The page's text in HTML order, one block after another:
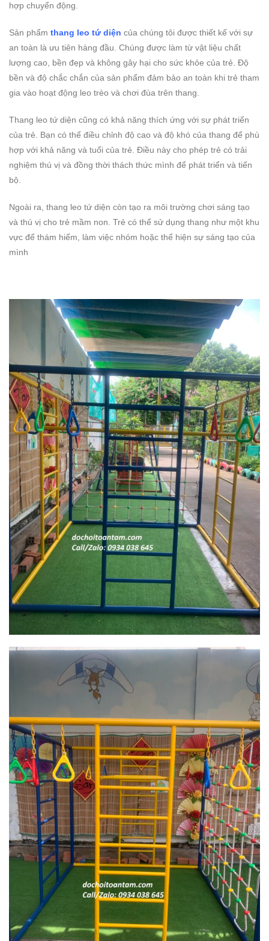
hợp chuyển động.
Sản phẩm thang leo tứ diện của chúng tôi được thiết kế với sự
an toàn là ưu tiên hàng đầu. Chúng được làm từ vật liệu chất
lượng cao, bền đẹp và không gây hại cho sức khỏe của trẻ. Độ
bền và độ chắc chắn của sản phẩm đảm bảo an toàn khi trẻ tham
gia vào hoạt động leo trèo và chơi đùa trên thang.
Thang leo tứ diện cũng có khả năng thích ứng với sự phát triển
của trẻ. Bạn có thể điều chỉnh độ cao và độ khó của thang để phù
hợp với khả năng và tuổi của trẻ. Điều này cho phép trẻ có trải
nghiệm thú vị và đồng thời thách thức mình để phát triển và tiến
bộ.
Ngoài ra, thang leo tứ diện còn tạo ra môi trường chơi sáng tạo
và thú vị cho trẻ mầm non. Trẻ có thể sử dụng thang như một khu
vực để thám hiểm, làm việc nhóm hoặc thể hiện sự sáng tạo của
mình